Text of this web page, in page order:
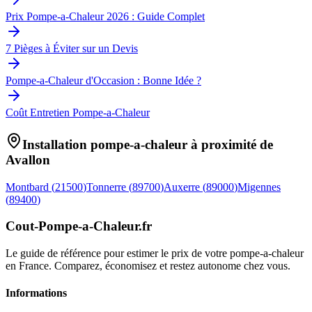
Prix Pompe-a-Chaleur 2026 : Guide Complet
7 Pièges à Éviter sur un Devis
Pompe-a-Chaleur d'Occasion : Bonne Idée ?
Coût Entretien Pompe-a-Chaleur
Installation pompe-a-chaleur à proximité de
Avallon
Montbard (21500)Tonnerre (89700)Auxerre (89000)Migennes
(89400)
Cout-Pompe-a-Chaleur.fr
Le guide de référence pour estimer le prix de votre pompe-a-chaleur
en France. Comparez, économisez et restez autonome chez vous.
Informations